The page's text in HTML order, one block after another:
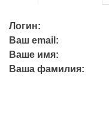
Логин:
Ваш email:
Ваше имя:
Ваша фамилия: